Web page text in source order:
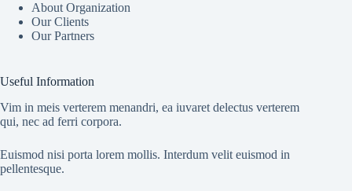
About Organization
Our Clients
Our Partners
Useful Information
Vim in meis verterem menandri, ea iuvaret delectus verterem
qui, nec ad ferri corpora.
Euismod nisi porta lorem mollis. Interdum velit euismod in
pellentesque.